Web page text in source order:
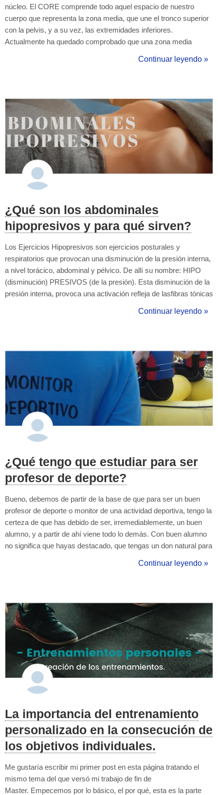
núcleo. El CORE comprende todo aquel espacio de nuestro
cuerpo que representa la zona media, que une el tronco superior
con la pelvis, y a su vez, las extremidades inferiores.
Actualmente ha quedado comprobado que una zona media
una ejecución técnica correcta, prevenir dolores de columna,
Continuar leyendo »
¿Qué son los abdominales
hipopresivos y para qué sirven?
Los Ejercicios Hipopresivos son ejercicios posturales y
respiratorios que provocan una disminución de la presión interna,
a nivel torácico, abdominal y pélvico. De allí su nombre: HIPO
(disminución) PRESIVOS (de la presión). Esta disminución de la
presión interna, provoca una activación refleja de lasfibras tónicas
Continuar leyendo »
¿Qué tengo que estudiar para ser
profesor de deporte?
Bueno, debemos de partir de la base de que para ser un buen
profesor de deporte o monitor de una actividad deportiva, tengo la
certeza de que has debido de ser, irremediablemente, un buen
alumno, y a partir de ahí viene todo lo demás. Con buen alumno
no significa que hayas destacado, que tengas un don natural para
pero sí que hayas hecho todo lo que estuvo en tu mano para
Continuar leyendo »
La importancia del entrenamiento
personalizado en la consecución de
los objetivos individuales.
Me gustaría escribir mi primer post en esta página tratando el
mismo tema del que versó mi trabajo de fin de
Master. Empecemos por lo básico, el por qué, esta es la parte